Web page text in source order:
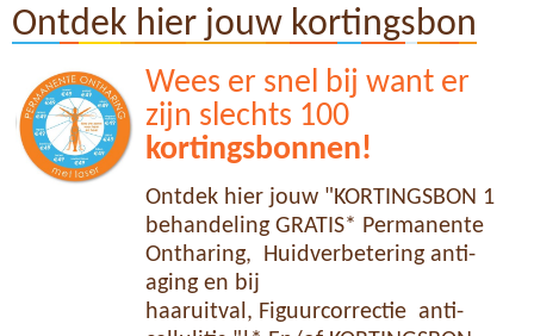
Ontdek hier jouw kortingsbon
Wees er snel bij want er
zijn slechts 100
kortingsbonnen!
Ontdek hier jouw "KORTINGSBON 1
behandeling GRATIS* Permanente
Ontharing, Huidverbetering anti-
aging en bij
haaruitval, Figuurcorrectie anti-